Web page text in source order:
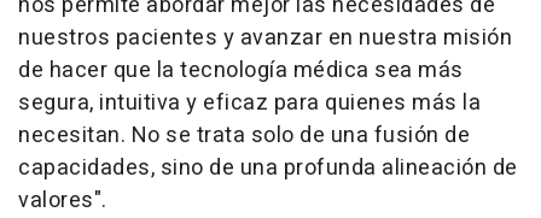
nuestros pacientes y avanzar en nuestra misión
de hacer que la tecnología médica sea más
segura, intuitiva y eficaz para quienes más la
necesitan. No se trata solo de una fusión de
capacidades, sino de una profunda alineación de
valores".